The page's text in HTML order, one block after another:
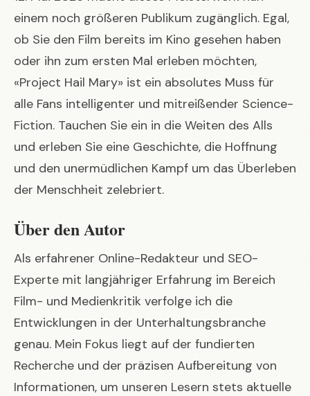
einem noch größeren Publikum zugänglich. Egal,
ob Sie den Film bereits im Kino gesehen haben
oder ihn zum ersten Mal erleben möchten,
«Project Hail Mary» ist ein absolutes Muss für
alle Fans intelligenter und mitreißender Science-
Fiction. Tauchen Sie ein in die Weiten des Alls
und erleben Sie eine Geschichte, die Hoffnung
und den unermüdlichen Kampf um das Überleben
der Menschheit zelebriert.
Über den Autor
Als erfahrener Online-Redakteur und SEO-
Experte mit langjähriger Erfahrung im Bereich
Film- und Medienkritik verfolge ich die
Entwicklungen in der Unterhaltungsbranche
genau. Mein Fokus liegt auf der fundierten
Recherche und der präzisen Aufbereitung von
Informationen, um unseren Lesern stets aktuelle